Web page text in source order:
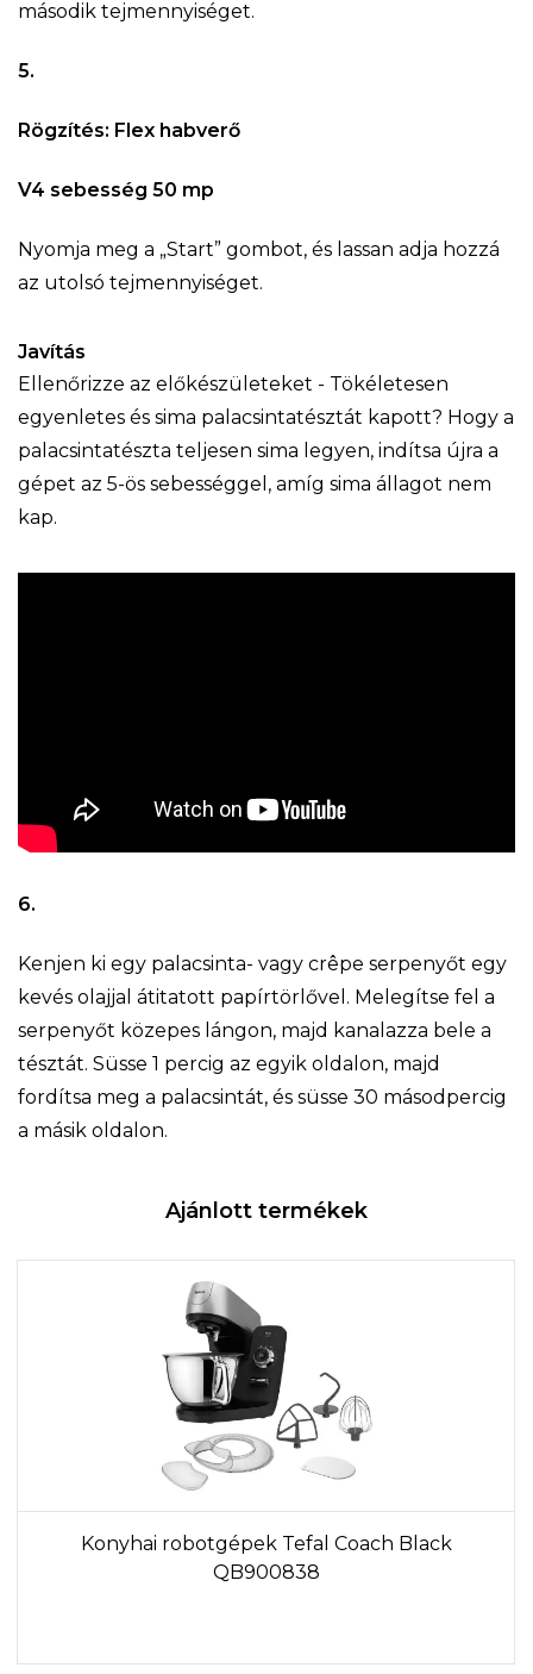
második tejmennyiséget.
5.
Rögzítés: Flex habverő
V4 sebesség 50 mp
Nyomja meg a „Start” gombot, és lassan adja hozzá
az utolsó tejmennyiséget.
Javítás
Ellenőrizze az előkészületeket - Tökéletesen
egyenletes és sima palacsintatésztát kapott? Hogy a
palacsintatészta teljesen sima legyen, indítsa újra a
gépet az 5-ös sebességgel, amíg sima állagot nem
kap.
6.
Kenjen ki egy palacsinta- vagy crêpe serpenyőt egy
kevés olajjal átitatott papírtörlővel. Melegítse fel a
serpenyőt közepes lángon, majd kanalazza bele a
tésztát. Süsse 1 percig az egyik oldalon, majd
fordítsa meg a palacsintát, és süsse 30 másodpercig
a másik oldalon.
Ajánlott termékek
Konyhai robotgépek Tefal Coach Black
QB900838